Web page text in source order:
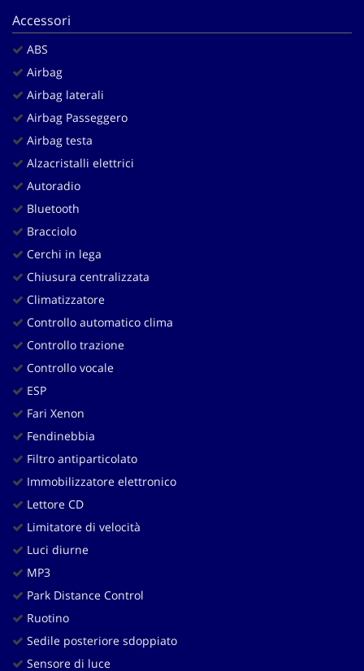
Accessori
ABS
Airbag
Airbag laterali
Airbag Passeggero
Airbag testa
Alzacristalli elettrici
Autoradio
Bluetooth
Bracciolo
Cerchi in lega
Chiusura centralizzata
Climatizzatore
Controllo automatico clima
Controllo trazione
Controllo vocale
ESP
Fari Xenon
Fendinebbia
Filtro antiparticolato
Immobilizzatore elettronico
Lettore CD
Limitatore di velocità
Luci diurne
MP3
Park Distance Control
Ruotino
Sedile posteriore sdoppiato
Sensore di luce